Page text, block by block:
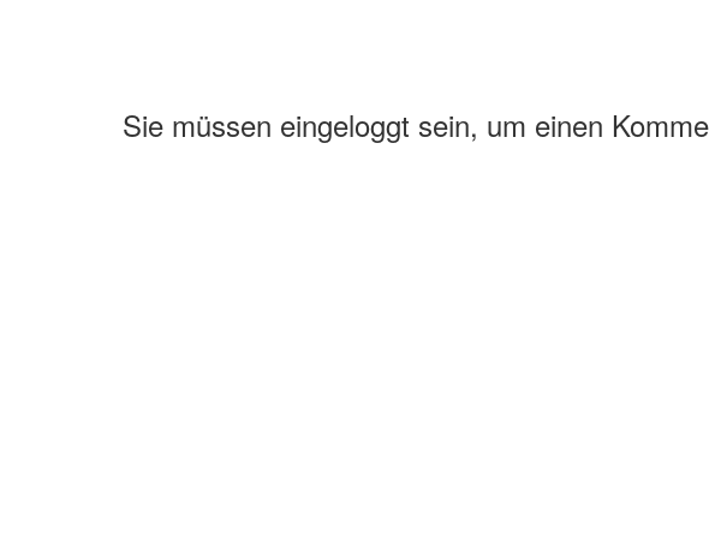
Sie müssen eingeloggt sein, um einen